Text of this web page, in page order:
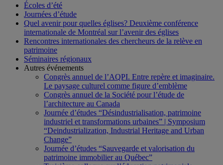
Écoles d’été
Journées d’étude
Quel avenir pour quelles églises? Deuxième conférence
internationale de Montréal sur l’avenir des églises
Rencontres internationales des chercheurs de la relève en
patrimoine
Séminaires régionaux
Autres événements
Congrès annuel de l’AQPI. Entre repère et imaginaire.
Le paysage culturel comme figure d’emblème
Congrès annuel de la Société pour l’étude de
l’architecture au Canada
Journée d’études “Désindustrialisation, patrimoine
industriel et transformations urbaines” | Symposium
“Deindustrialization, Industrial Heritage and Urban
Change”
Journée d’études “Sauvegarde et valorisation du
patrimoine immobilier au Québec”